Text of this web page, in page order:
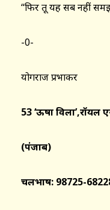
“फिर तू यह सब नहीं समझ
-0-
योगराज प्रभाकर
53 ‘ऊषा
(पंजाब)
चलभाष: 98725-